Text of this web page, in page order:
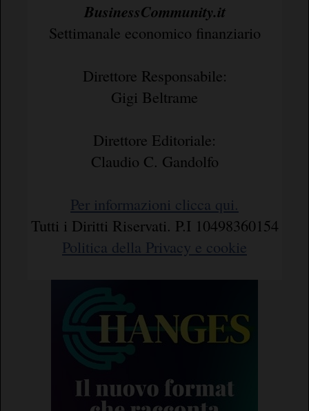
BusinessCommunity.it
Settimanale economico finanziario
Direttore Responsabile:
Gigi Beltrame
Direttore Editoriale:
Claudio C. Gandolfo
Per informazioni clicca qui.
Tutti i Diritti Riservati. P.I 10498360154
Politica della Privacy e cookie